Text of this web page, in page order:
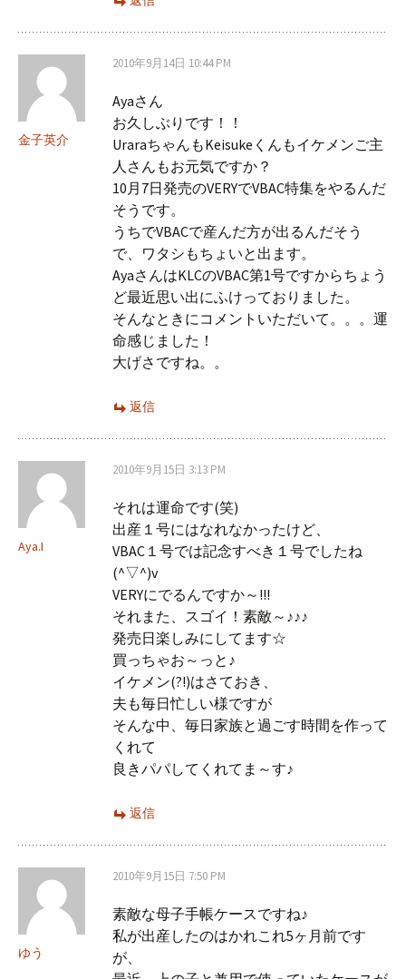
金子英介
2010年9月14日 10:44 PM
Ayaさん
お久しぶりです！！
UraraちゃんもKeisukeくんもイケメンご主
人さんもお元気ですか？
10月7日発売のVERYでVBAC特集をやるんだ
そうです。
うちでVBACで産んだ方が出るんだそう
で、ワタシもちょいと出ます。
AyaさんはKLCのVBAC第1号ですからちょう
ど最近思い出にふけっておりました。
そんなときにコメントいただいて。。。運
命感じました！
大げさですね。。
返信
Aya.I
2010年9月15日 3:13 PM
それは運命です(笑)
出産１号にはなれなかったけど、
VBAC１号では記念すべき１号でしたね
(^▽^)v
VERYにでるんですか～!!!
それまた、スゴイ！素敵～♪♪♪
発売日楽しみにしてます☆
買っちゃお～っと♪
イケメン(?!)はさておき、
夫も毎日忙しい様ですが
そんな中、毎日家族と過ごす時間を作って
くれて
良きパパしてくれてま～す♪
返信
ゆう
2010年9月15日 7:50 PM
素敵な母子手帳ケースですね♪
私が出産したのはかれこれ5ヶ月前です
が、